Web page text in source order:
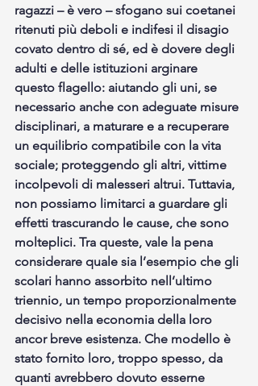
ragazzi – è vero – sfogano sui coetanei
ritenuti più deboli e indifesi il disagio
covato dentro di sé, ed è dovere degli
adulti e delle istituzioni arginare
questo flagello: aiutando gli uni, se
necessario anche con adeguate misure
disciplinari, a maturare e a recuperare
un equilibrio compatibile con la vita
sociale; proteggendo gli altri, vittime
incolpevoli di malesseri altrui. Tuttavia,
non possiamo limitarci a guardare gli
effetti trascurando le cause, che sono
molteplici. Tra queste, vale la pena
considerare quale sia l’esempio che gli
scolari hanno assorbito nell’ultimo
triennio, un tempo proporzionalmente
decisivo nella economia della loro
ancor breve esistenza. Che modello è
stato fornito loro, troppo spesso, da
quanti avrebbero dovuto esserne